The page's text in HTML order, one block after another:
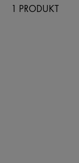
1 PRODUKT